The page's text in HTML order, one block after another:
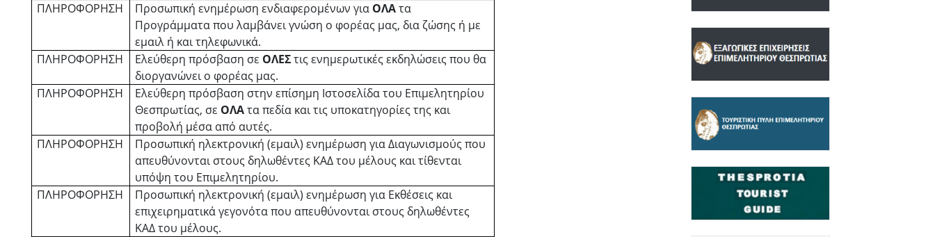
ΠΛΗΡΟΦΟΡΗΣΗ Προσωπική ενημέρωση ενδιαφερομένων για ΟΛΑτα
Προγράμματα που λαμβάνει γνώση ο φορέας μας, δια ζώσης ή με
εμαιλ ή και τηλεφωνικά.
ΠΛΗΡΟΦΟΡΗΣΗ
Ελεύθερη πρόσβαση σε ΟΛΕΣτις ενημερωτικές εκδηλώσεις που θα
διοργανώνει ο φορέας μας.
ΠΛΗΡΟΦΟΡΗΣΗ
Ελεύθερη πρόσβαση στην επίσημη Ιστοσελίδα του Επιμελητηρίου
Θεσπρωτίας, σε ΟΛΑτα πεδία και τις υποκατηγορίες της και
προβολή μέσα από αυτές.
ΠΛΗΡΟΦΟΡΗΣΗ
Προσωπική ηλεκτρονική (εμαιλ) ενημέρωση για Διαγωνισμούς που
απευθύνονται στους δηλωθέντες ΚΑΔ του μέλους και τίθενται
υπόψη του Επιμελητηρίου.
ΠΛΗΡΟΦΟΡΗΣΗ
Προσωπική ηλεκτρονική (εμαιλ) ενημέρωση για Εκθέσεις και
επιχειρηματικά γεγονότα που απευθύνονται στους δηλωθέντες
ΚΑΔ του μέλους.